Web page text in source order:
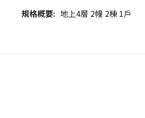
規格概要: 地上4層 2幢 2棟 1戶